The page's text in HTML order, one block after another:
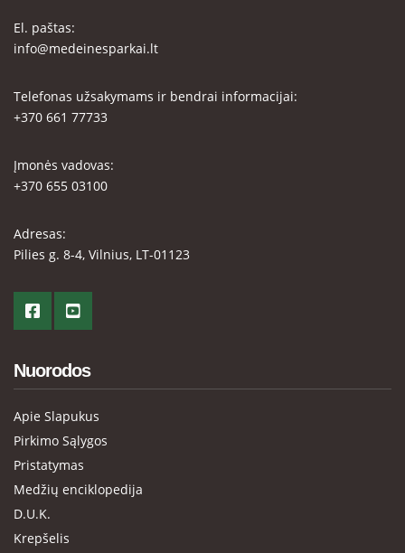
El. paštas:
info@medeinesparkai.lt
Telefonas užsakymams ir bendrai informacijai:
+370 661 77733
Įmonės vadovas:
+370 655 03100
Adresas:
Pilies g. 8-4, Vilnius, LT-01123
Nuorodos
Apie Slapukus
Pirkimo Sąlygos
Pristatymas
Medžių enciklopedija
D.U.K.
Krepšelis